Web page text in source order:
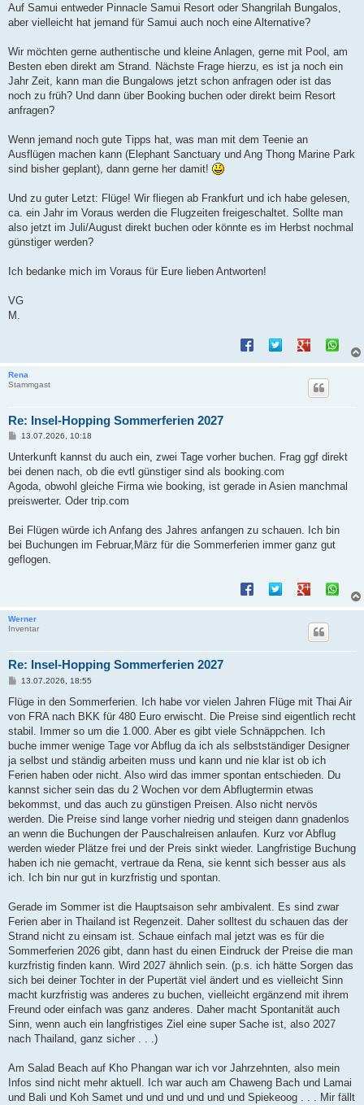
Auf Samui entweder Pinnacle Samui Resort oder Shangrilah Bungalos,
aber vielleicht hat jemand für Samui auch noch eine Alternative?
Wir möchten gerne authentische und kleine Anlagen, gerne mit Pool, am
Besten eben direkt am Strand. Nächste Frage hierzu, es ist ja noch ein
Jahr Zeit, kann man die Bungalows jetzt schon anfragen oder ist das
noch zu früh? Und dann über Booking buchen oder direkt beim Resort
anfragen?
Wenn jemand noch gute Tipps hat, was man mit dem Teenie an
Ausflügen machen kann (Elephant Sanctuary und Ang Thong Marine Park
sind bisher geplant), dann gerne her damit!
Und zu guter Letzt: Flüge! Wir fliegen ab Frankfurt und ich habe gelesen,
ca. ein Jahr im Voraus werden die Flugzeiten freigeschaltet. Sollte man
also jetzt im Juli/August direkt buchen oder könnte es im Herbst nochmal
günstiger werden?
Ich bedanke mich im Voraus für Eure lieben Antworten!
VG
M.
Rena
Stammgast
Re: Insel-Hopping Sommerferien 2027
B
i
r
a
g
13.07.2026, 10:18
Unterkunft kannst du auch ein, zwei Tage vorher buchen. Frag ggf direkt
bei denen nach, ob die evtl günstiger sind als booking.com
Agoda, obwohl gleiche Firma wie booking, ist gerade in Asien manchmal
preiswerter. Oder trip.com
Bei Flügen würde ich Anfang des Jahres anfangen zu schauen. Ich bin
bei Buchungen im Februar,März für die Sommerferien immer ganz gut
geflogen.
Werner
Inventar
Re: Insel-Hopping Sommerferien 2027
B
i
r
a
13.07.2026, 18:55
Flüge in den Sommerferien. Ich habe vor vielen Jahren Flüge mit Thai Air
von FRA nach BKK für 480 Euro erwischt. Die Preise sind eigentlich recht
stabil. Immer so um die 1.000. Aber es gibt viele Schnäppchen. Ich
buche immer wenige Tage vor Abflug da ich als selbstständiger Designer
ja selbst und ständig arbeiten muss und kann und nie klar ist ob ich
Ferien haben oder nicht. Also wird das immer spontan entschieden. Du
kannst sicher sein das du 2 Wochen vor dem Abflugtermin etwas
bekommst, und das auch zu günstigen Preisen. Also nicht nervös
werden. Die Preise sind lange vorher niedrig und steigen dann gnadenlos
an wenn die Buchungen der Pauschalreisen anlaufen. Kurz vor Abflug
werden wieder Plätze frei und der Preis sinkt wieder. Langfristige Buchung
haben ich nie gemacht, vertraue da Rena, sie kennt sich besser aus als
ich. Ich bin nur gut in kurzfristig und spontan.
Gerade im Sommer ist die Hauptsaison sehr ambivalent. Es sind zwar
Ferien aber in Thailand ist Regenzeit. Daher solltest du schauen das der
Strand nicht zu einsam ist. Schaue einfach mal jetzt was es für die
Sommerferien 2026 gibt, dann hast du einen Eindruck der Preise die man
kurzfristig finden kann. Wird 2027 ähnlich sein. (p.s. ich hätte Sorgen das
sich bei deiner Tochter in der Pupertät viel ändert und es vielleicht Sinn
macht kurzfristig was anderes zu buchen, vielleicht ergänzend mit ihrem
Freund oder einfach was ganz anderes. Daher macht Spontanität auch
Sinn, wenn auch ein langfristiges Ziel eine super Sache ist, also 2027
nach Thailand, ganz sicher . . .)
Am Salad Beach auf Kho Phangan war ich vor Jahrzehnten, also mein
Infos sind nicht mehr aktuell. Ich war auch am Chaweng Bach und Lamai
und Bali und Koh Samet und und und und und und Spiekeoog . . . Mir fällt